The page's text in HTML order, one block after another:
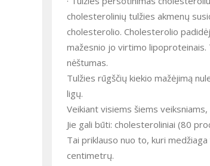
cholesterolinių tulžies akmenų
cholesterolio. Cholesterolio
mažesnio jo virtimo
nėštumas.
Tulžies rūgščių kiekio mažėjimą
ligų.
Veikiant visiems šiems
Jie gali būti: cholesteroliniai (80
Tai priklauso nuo to, kuri
centimetrų.